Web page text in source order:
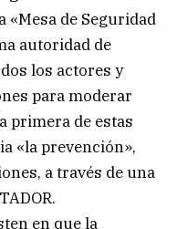
de Seguridad
autoridad de
los actores y
para moderar
primera de estas
«la prevención»,
a través de una
en que la